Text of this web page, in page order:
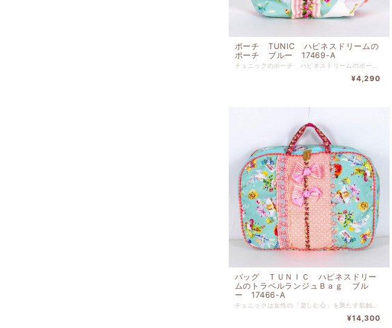
ポーチ TUNIC ハピネスドリームの
ポーチ ブルー 17469-A
¥4,290
バッグ ＴＵＮＩＣ ハピネスドリー
ムのトラベルランジュＢａｇ ブル
ー 17466-A
¥14,300